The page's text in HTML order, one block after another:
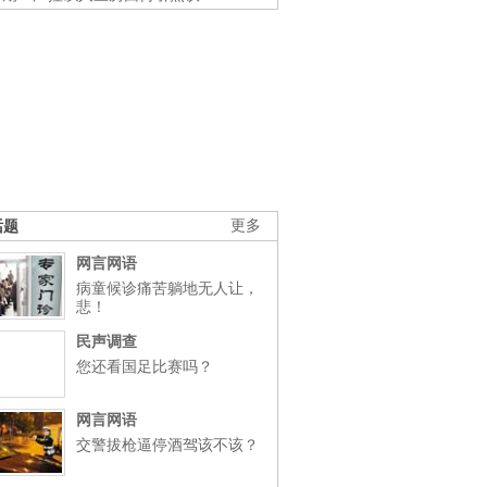
更多
题
网言网语
病童候诊痛苦躺地无人让，
悲！
民声调查
您还看国足比赛吗？
网言网语
交警拔枪逼停酒驾该不该？